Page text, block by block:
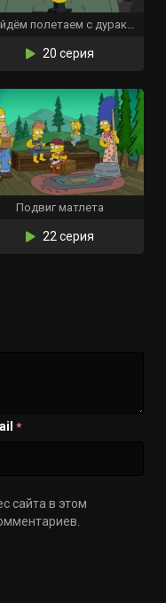
Пойдём полетаем с дураком
20 серия
Подвиг матлета
22 серия
*
сайта в этом